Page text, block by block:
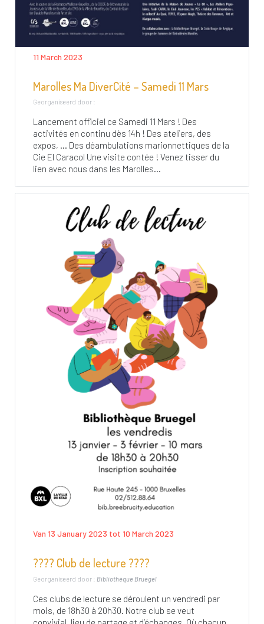
11 March 2023
Marolles Ma DiverCité – Samedi 11 Mars
Georganiseerd door :
Lancement officiel ce Samedi 11 Mars ! Des
activités en continu dès 14h ! Des ateliers, des
expos, … Des déambulations marionnettiques de la
Cie El Caracol Une visite contée ! Venez tisser du
lien avec nous dans les Marolles...
Van 13 January 2023 tot 10 March 2023
???? Club de lecture ????
Georganiseerd door : Bibliothèque Bruegel
Ces clubs de lecture se déroulent un vendredi par
mois, de 18h30 à 20h30. Notre club se veut